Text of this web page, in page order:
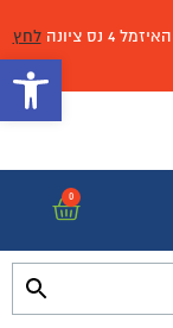
נס ציונה
לחץ
0